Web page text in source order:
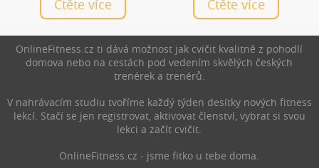
námahy. Realita je ale méně
praktičtější: nejúčinnější
spalovače nejsou produkty,
ale každodenní návyky.
Čtěte více
kroků je ideální právě pro
zdraví.
Čtěte více
OnlineFitness.cz ti dává možnost jak cvičit kvalitně z pohodlí
domova nebo na cestách pod vedením skvělých českých
trenérek a trenérů.
V nahrávacím studiu tvoříme každý týden desítky nových fitness
lekcí. Stačí se jen registrovat, aktivovat členství, vybrat si svou
lekci a začít cvičit.
OnlineFitness.cz - jsme fitko u tebe doma.